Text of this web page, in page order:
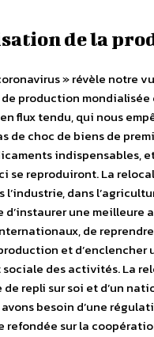
de la
» révèle notre
production mondialisée
flux tendu, qui nous
de choc de biens de
indispensables,
se reproduiront. La
dans
une meilleure
de
et
des activités. La
de repli sur soi et d’un
besoin d’une
sur la